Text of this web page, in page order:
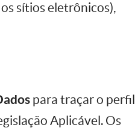
sítios eletrônicos),
para traçar o perfil
Aplicável. Os